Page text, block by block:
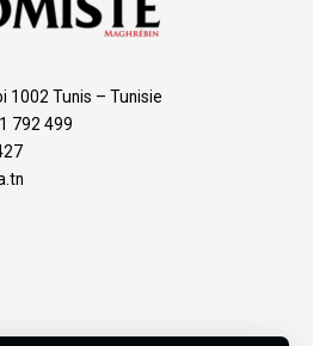
1002 Tunis – Tunisie
792 499